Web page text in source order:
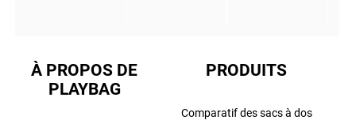
À PROPOS DE
PLAYBAG
PRODUITS
Comparatif des sacs à dos